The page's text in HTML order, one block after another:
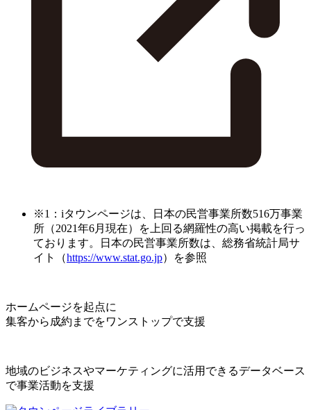
※1：iタウンページは、日本の民営事業所数516万事業
所（2021年6月現在）を上回る網羅性の高い掲載を行っ
ております。日本の民営事業所数は、総務省統計局サ
イト（https://www.stat.go.jp）を参照
ホームページを起点に
集客から成約までをワンストップで支援
地域のビジネスやマーケティングに活用できるデータベース
で事業活動を支援